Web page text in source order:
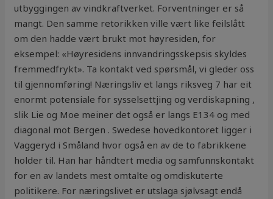
utbyggingen av vindkraftverket. Forventninger er så
mangt. Den samme retorikken ville vært like feilslått
om den hadde vært brukt mot høyresiden, for
eksempel: «Høyresidens innvandringsskepsis skyldes
fremmedfrykt». Ta kontakt ved spørsmål, vi gleder oss
til gjennomføring! Næringsliv et langs riksveg 7 har eit
enormt potensiale for sysselsettjing og verdiskapning ,
slik Lie og Moe meiner det også er langs E134 og med
diagonal mot Bergen . Swedese hovedkontoret ligger i
Vaggeryd i Småland hvor også en av de to fabrikkene
holder til. Han har håndtert media og samfunnskontakt
for en av landets mest omtalte og omdiskuterte
politikere. For næringslivet er utslaga sjølvsagt endå